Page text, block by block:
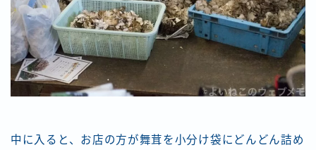
中に入ると、お店の方が舞茸を小分け袋にどんどん詰め